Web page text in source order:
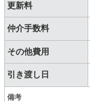
更新料
仲介手数料
その他費用
引き渡し日
備考